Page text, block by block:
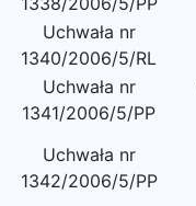
Uchwała nr
1340/2006/5/RL
Uchwała nr
1341/2006/5/PP
Uchwała nr
1342/2006/5/PP